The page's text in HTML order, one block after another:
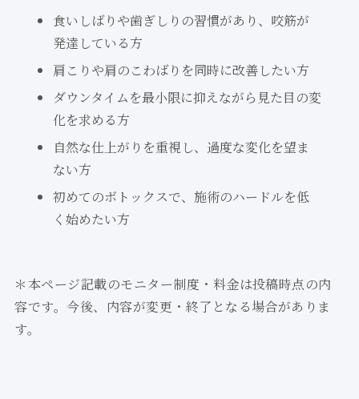
食いしばりや歯ぎしりの習慣があり、咬筋が
発達している方
肩こりや肩のこわばりを同時に改善したい方
ダウンタイムを最小限に抑えながら見た目の変
化を求める方
自然な仕上がりを重視し、過度な変化を望ま
ない方
初めてのボトックスで、施術のハードルを低
く始めたい方
＊本ページ記載のモニター制度・料金は投稿時点の内
容です。今後、内容が変更・終了となる場合がありま
す。